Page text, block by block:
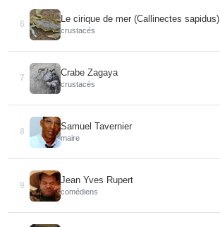
6
Le cirique de mer (Callinectes sapidus)
crustacés
7
Crabe Zagaya
crustacés
8
Samuel Tavernier
maire
9
Jean Yves Rupert
comédiens